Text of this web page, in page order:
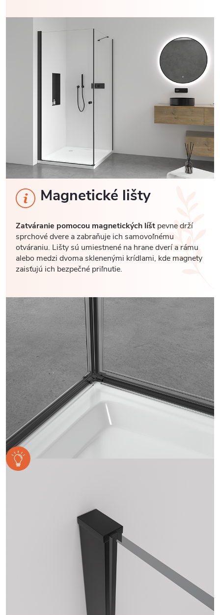
Magnetické lišty
Zatváranie pomocou magnetických líšt pevne drží
sprchové dvere a zabraňuje ich samovoľnému
otváraniu. Lišty sú umiestnené na hrane dverí a rámu
alebo medzi dvoma sklenenými krídlami, kde magnety
zaisťujú ich bezpečné priľnutie.